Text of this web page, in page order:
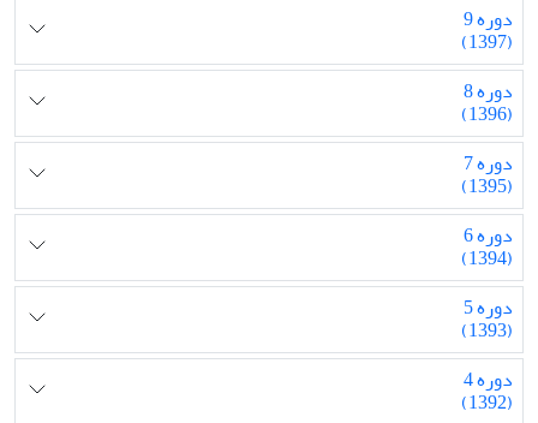
دوره 9
(1397)
دوره 8
(1396)
دوره 7
(1395)
دوره 6
(1394)
دوره 5
(1393)
دوره 4
(1392)